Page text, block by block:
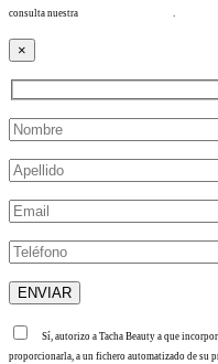
consulta nuestra
×
Sí, autorizo a Tacha Beauty a que
proporcionarla, a un fichero automatizado de su